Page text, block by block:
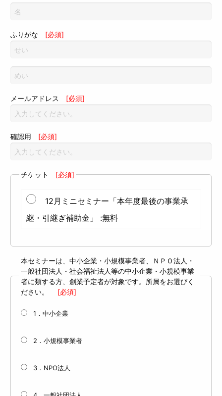
ふりがな [必須]
メールアドレス [必須]
確認用 [必須]
チケット [必須]
12月ミニセミナー「本年度最後の事業承
継・引継ぎ補助金」 :無料
本セミナーは、中小企業・小規模事業者、ＮＰＯ法人・
一般社団法人・社会福祉法人等の中小企業・小規模事業
者に類する方、創業予定者が対象です。所属をお選びく
ださい。
[必須]
1．中小企業
2．小規模事業者
3．NPO法人